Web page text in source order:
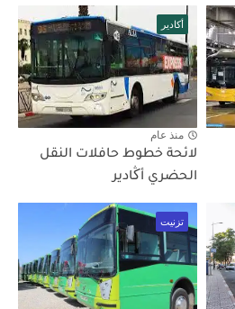
أكادير
منذ عام
لائحة خطوط حافلات النقل
الحضري أڭادير
تزنيت